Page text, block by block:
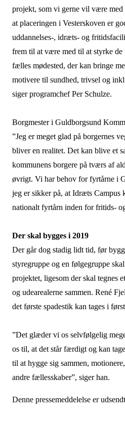
projekt, som vi gerne vil være
at placeringen i Vesterskoven er
uddannelses-, idræts- og
frem til at være med til at styrke de
fælles mødested, der kan bringe
motivere til sundhed, trivsel og
siger programchef Per Schulze.
Borgmester i Guldborgsund
”Jeg er meget glad på borgernes
bliver en realitet. Det kan blive et
kommunens borgere på tværs af
øvrigt. Vi har behov for fyrtårne i
jeg er sikker på, at Idræts Campus
nationalt fyrtårn inden for fritids-
Der skal bygges i 2019
Der går dog stadig lidt tid, før
styregruppe og en følgegruppe
projektet, ligesom der skal tegnes
og udearealerne sammen. René
det første spadestik kan tages i
”Det glæder vi os selvfølgelig
os til, at det står færdigt og kan
til at hygge sig sammen,
andre fællesskaber”, siger han.
Denne pressemeddelelse er